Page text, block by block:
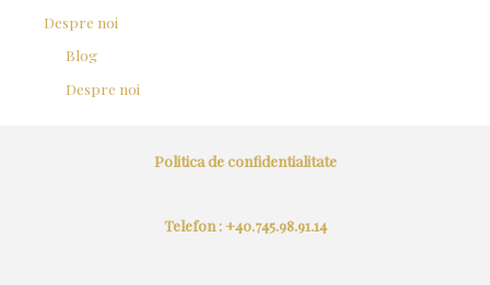
Despre noi
Blog
Despre noi
Politica de confidentialitate
Telefon : +40.745.98.91.14